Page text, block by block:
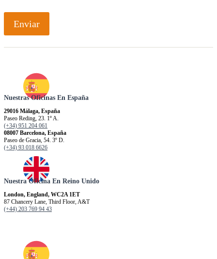
Enviar
Nuestras Oficinas En España
29016 Málaga, España
Paseo Reding, 23. 1º A.
(+34) 951 204 061
08007 Barcelona, España
Paseo de Gracia, 54. 3º D.
(+34) 93 018 6626
Nuestra Oficina En Reino Unido
London, England, WC2A 1ET
87 Chancery Lane, Third Floor, A&T
(+44) 203 769 94 43